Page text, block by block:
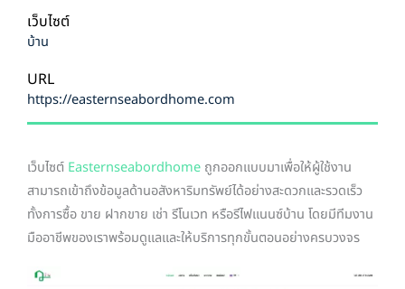
เว็บไซต์
บ้าน
URL
https://easternseabordhome.com
เว็บไซต์ Easternseabordhome ถูกออกแบบมาเพื่อให้ผู้ใช้งาน
สามารถเข้าถึงข้อมูลด้านอสังหาริมทรัพย์ได้อย่างสะดวกและรวดเร็ว
ทั้งการซื้อ ขาย ฝากขาย เช่า รีโนเวท หรือรีไฟแนนซ์บ้าน โดยมีทีมงาน
มืออาชีพของเราพร้อมดูแลและให้บริการทุกขั้นตอนอย่างครบวงจร